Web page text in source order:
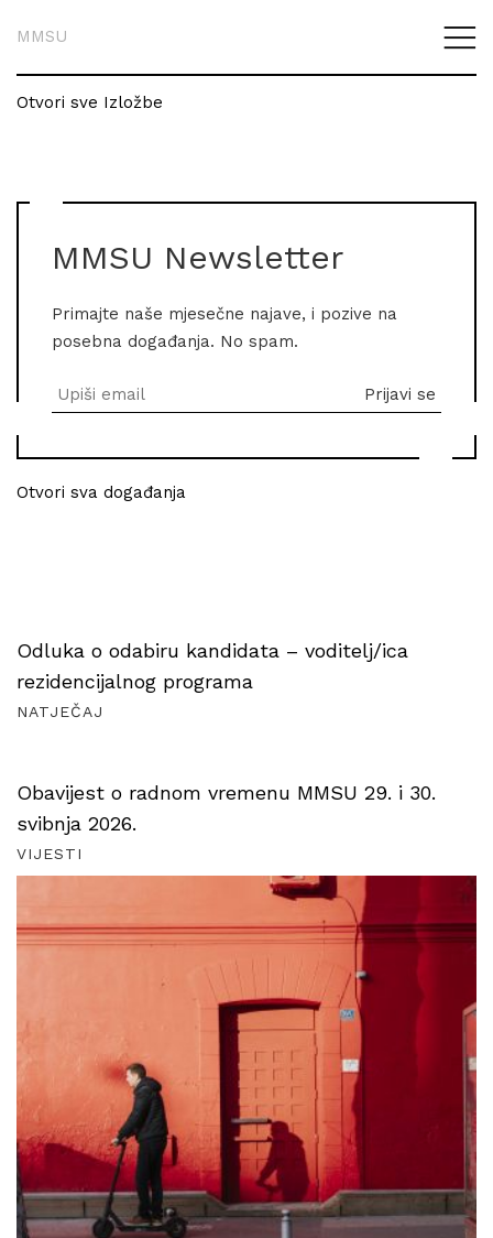
MMSU
Otvori sve Izložbe
MMSU Newsletter
Primajte naše mjesečne najave, i pozive na
posebna događanja. No spam.
Otvori sva događanja
Odluka o odabiru kandidata – voditelj/ica
rezidencijalnog programa
NATJEČAJ
Obavijest o radnom vremenu MMSU 29. i 30.
svibnja 2026.
VIJESTI